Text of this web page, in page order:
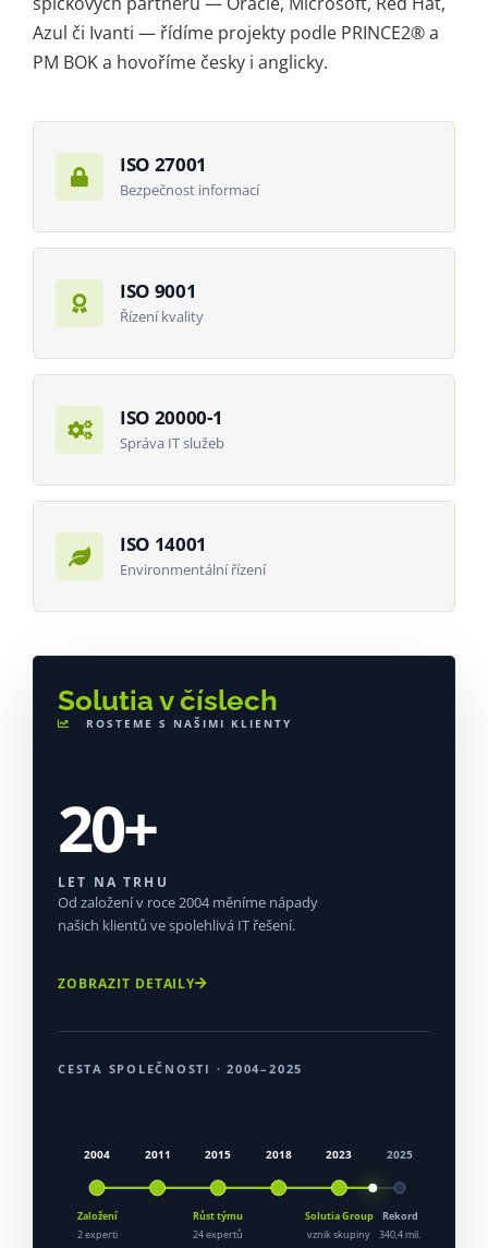
Azul či Ivanti — řídíme projekty podle PRINCE2® a
PM BOK a hovoříme česky i anglicky.
ISO 27001
Bezpečnost informací
ISO 9001
Řízení kvality
ISO 20000-1
Správa IT služeb
ISO 14001
Environmentální řízení
Solutia v číslech
ROSTEME S NAŠIMI KLIENTY
20+
LET NA TRHU
Od založení v roce 2004 měníme nápady
našich klientů ve spolehlivá IT řešení.
ZOBRAZIT DETAILY
CESTA SPOLEČNOSTI · 2004–2025